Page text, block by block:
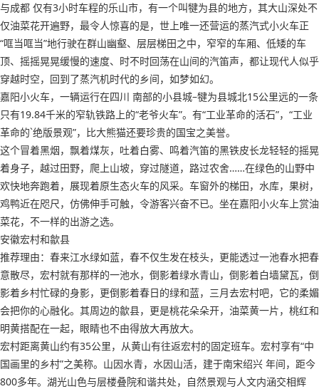
与成都 仅有3小时车程的乐山市，有一个叫犍为县的地方，其大山深处不
仅油菜花开遍野，最令人惊喜的是，世上唯一还营运的蒸汽式小火车正
“哐当哐当”地行驶在群山幽壑、层层梯田之中，窄窄的车厢、低矮的车
顶、摇摇晃晃缓慢的速度、时不时回荡在山间的汽笛声，都让现代人似乎
穿越时空，回到了蒸汽机时代的乡间，如梦如幻。
嘉阳小火车，一辆运行在四川 南部的小县城–犍为县城北15公里远的一条
只有19.84千米的窄轨铁路上的“老爷火车”。有“工业革命的活石”，“工业
革命的`绝版景观”，比大熊猫还要珍贵的国宝之美誉。
这个冒着黑烟，飘着煤灰，吐着白雾、鸣着汽笛的黑铁皮长龙轻轻的摇晃
着身子，越过田野，爬上山坡，穿过隧道，路过农舍……在绿色的山野中
欢快地奔跑着，展现着原生态火车的风采。车窗外的梯田，水库，果树，
鸡鸭近在咫尺，仿佛伸手可触，令游客兴奋不已。坐在嘉阳小火车上赏油
菜花，不一样的出游之选。
安徽宏村和歙县
推荐理由：春来江水绿如蓝，春不仅生发在枝头，更能透过一池春水把春
意散尽，宏村就有那样的一池水，倒影着绿水青山，倒影着白墙黛瓦，倒
影着乡村忙碌的身影，更倒影着春日的绿和蓝，三月去宏村吧，它的柔媚
会把你的心融化。其周边的歙县，更是桃花朵朵开，油菜黄一片，桃红和
明黄搭配在一起，眼睛也不由得放大再放大。
宏村距离黄山约有35公里，从黄山有往返宏村的固定班车。宏村享有“中
国画里的乡村”之美称。山因水青，水因山活，建于南宋绍兴 年间，距今
800多年。湖光山色与层楼叠院和谐共处，自然景观与人文内涵交相辉